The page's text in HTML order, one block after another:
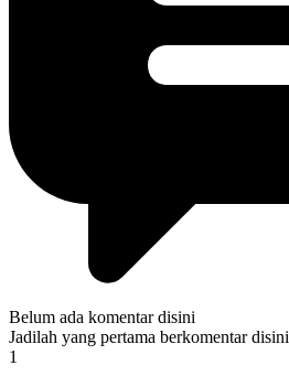
Belum ada komentar disini
Jadilah yang pertama berkomentar disini
1